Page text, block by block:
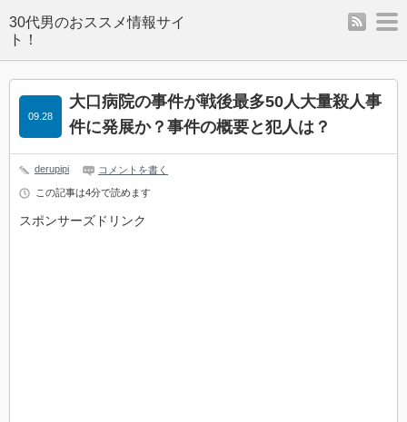
rss
大口病院の事件が戦後最多50人大量殺人事
件に発展か？事件の概要と犯人は？
09.28
derupipi コメントを書く
この記事は4分で読めます
スポンサーズドリンク